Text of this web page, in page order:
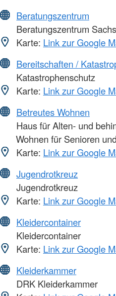
Beratungszentrum
Beratungszentrum
Karte: Link zur Google
Bereitschaften /
Katastrophenschutz
Karte: Link zur Google
Betreutes Wohnen
Haus für Alten- und
Wohnen für Senioren
Karte: Link zur Google
Jugendrotkreuz
Jugendrotkreuz
Karte: Link zur Google
Kleidercontainer
Kleidercontainer
Karte: Link zur Google
Kleiderkammer
DRK Kleiderkammer